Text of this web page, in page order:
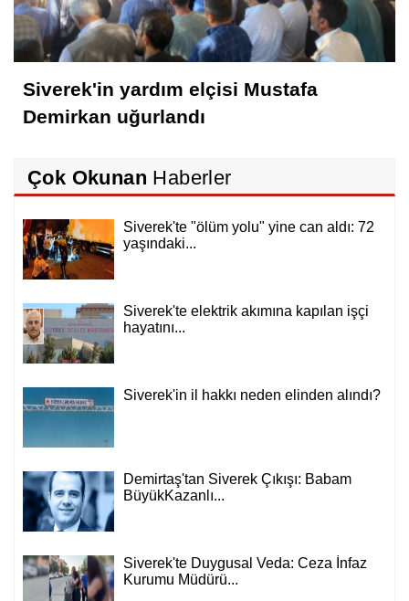
Siverek'in yardım elçisi Mustafa
Demirkan uğurlandı
Çok Okunan Haberler
Siverek'te "ölüm yolu" yine can aldı: 72
yaşındaki...
Siverek'te elektrik akımına kapılan işçi
hayatını...
Siverek'in il hakkı neden elinden alındı?
Demirtaş'tan Siverek Çıkışı: Babam
BüyükKazanlı...
Siverek'te Duygusal Veda: Ceza İnfaz
Kurumu Müdürü...